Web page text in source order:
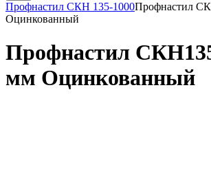
Профнастил СКН 135-1000Профнастил
Оцинкованный
Профнастил
мм Оцинкованный